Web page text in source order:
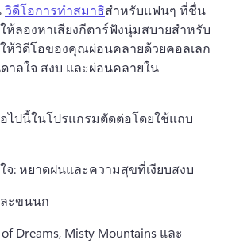
วิดีโอการทำสมาธิสำหรับแฟนๆ ที่ชื่น
ลองหาเสียงกีตาร์ฟังนุ่มสบายสำหรับ
ห้วิดีโอของคุณผ่อนคลายด้วยคอลเลก
าลใจ สงบ และผ่อนคลายใน
ไปนี้ในโปรแกรมตัดต่อโดยใช้แถบ
จ: หยาดฝนและความสุขที่เงียบสงบ
ะขนนก
Dreams, Misty Mountains และ